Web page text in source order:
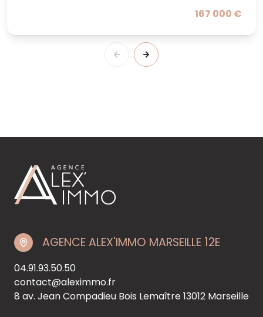
167 000 €
AGENCE ALEX'IMMO MARSEILLE 12E
04.91.93.50.50
contact@aleximmo.fr
8 av. Jean Compadieu Bois Lemaître13012 Marseille